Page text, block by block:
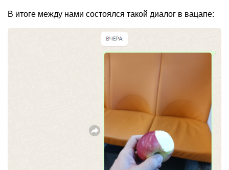
В итоге между нами состоялся такой диалог в вацапе: